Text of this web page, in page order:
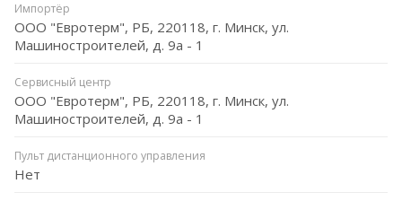
Импортёр
ООО "Евротерм", РБ, 220118, г. Минск, ул.
Машиностроителей, д. 9а - 1
Сервисный центр
ООО "Евротерм", РБ, 220118, г. Минск, ул.
Машиностроителей, д. 9а - 1
Пульт дистанционного управления
Нет